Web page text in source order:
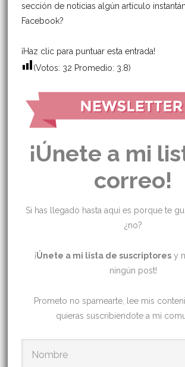
sección de noticias algún artículo
Facebook?
¡Haz clic para puntuar esta entrada!
(Votos: 32Promedio: 3.8)
¡Únete a mi
correo!
Si has llegado hasta aquí es porque te
¿no?
¡Únete a mi lista de suscriptores y
ningún post!
Prometo no spamearte, lee mis
quieras suscribiendote a mi